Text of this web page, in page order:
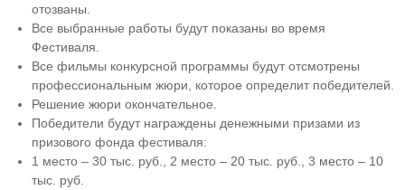
отозваны.
Все выбранные работы будут показаны во время
Фестиваля.
Все фильмы конкурсной программы будут отсмотрены
профессиональным жюри, которое определит победителей.
Решение жюри окончательное.
Победители будут награждены денежными призами из
призового фонда фестиваля:
1 место – 30 тыс. руб., 2 место – 20 тыс. руб., 3 место – 10
тыс. руб.